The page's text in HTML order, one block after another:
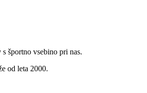
športno vsebino pri nas.
od leta 2000.